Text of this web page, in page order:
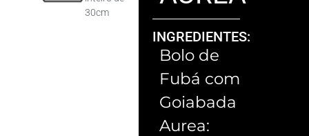
30cm
INGREDIENTES:
Bolo de
Fubá com
Goiabada
Aurea: